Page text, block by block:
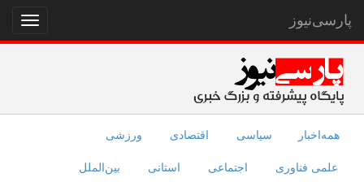
نمایش
منو
پارسی‌نیوز
همه‌اخبار سیاسی اقتصادی ورزشی
علمی فناوری اجتماعی استانی بین‌الملل